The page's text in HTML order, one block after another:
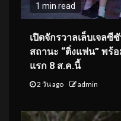
1 min read
เปิดจักรวาลเล็บเจลซี
สถานะ “ติ่งแฟน” พร้
แรก 8 ส.ค.นี้
2 วัน ago admin